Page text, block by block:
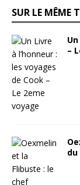
SUR LE MÊME
–
du